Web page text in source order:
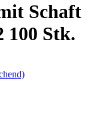
Schaft
100 Stk.